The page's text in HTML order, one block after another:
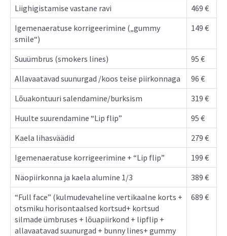
Liighigistamise vastane ravi
469 €
Igemenaeratuse korrigeerimine („gummy
smile“)
149 €
Suuümbrus (smokers lines)
95 €
Allavaatavad suunurgad /koos teise piirkonnaga
96 €
Lõuakontuuri salendamine/burksism
319 €
Huulte suurendamine “Lip flip”
95 €
Kaela lihasväädid
279 €
Igemenaeratuse korrigeerimine + “Lip flip”
199 €
Näopiirkonna ja kaela alumine 1/3
389 €
“Full face” (kulmudevaheline vertikaalne korts +
otsmiku horisontaalsed kortsud+ kortsud
silmade ümbruses + lõuapiirkond + lipflip +
allavaatavad suunurgad + bunny lines+ gummy
689 €